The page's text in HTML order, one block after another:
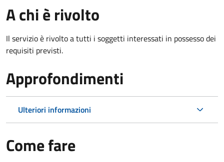
A chi è rivolto
Il servizio è rivolto a tutti i soggetti interessati in possesso dei
requisiti previsti.
Approfondimenti
Ulteriori informazioni
Come fare